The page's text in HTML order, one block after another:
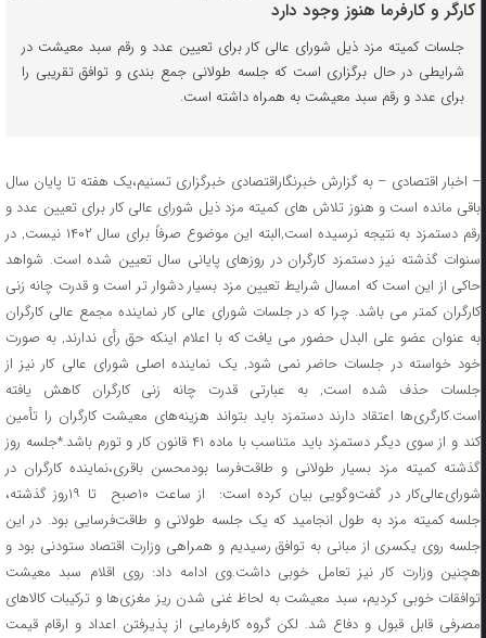
جلسات کمیته مزد ذیل شورای عالی کار برای تعیین عدد و رقم سبد معیشت در
شرایطی در حال برگزاری است که جلسه طولانی جمع بندی و توافق تقریبی را
برای عدد و رقم سبد معیشت به همراه داشته است.
– اخبار اقتصادی – به گزارش خبرنگاراقتصادی خبرگزاری تسنیم،یک هفته تا پایان سال
باقی مانده است و هنوز تلاش های کمیته مزد ذیل شورای عالی کار برای تعیین عدد و
رقم دستمزد به نتیجه نرسیده است,البته این موضوع صرفاً برای سال ۱۴۰۲ نیست, در
سنوات گذشته نیز دستمزد کارگران در روزهای پایانی سال تعیین شده است. شواهد
حاکی از این است که امسال شرایط تعیین مزد بسیار دشوار تر است و قدرت چانه زنی
کارگران کمتر می باشد. چرا که در جلسات شورای عالی کار نماینده مجمع عالی کارگران
به عنوان عضو علی البدل حضور می یافت که با اعلام اینکه حق رأی ندارند, به صورت
خود خواسته در جلسات حاضر نمی شود, یک نماینده اصلی شورای عالی کار نیز از
جلسات حذف شده است, به عبارتی قدرت چانه زنی کارگران کاهش یافته
است.کارگری‌ها اعتقاد دارند دستمزد باید بتواند هزینه‌های معیشت کارگران را تأمین
کند و از سوی دیگر دستمزد باید متناسب با ماده ۴۱ قانون کار و تورم باشد.*جلسه روز
گذشته کمیته مزد بسیار طولانی و طاقت‌فرسا بودمحسن باقری،نماینده کارگران در
شورای‌عالی‌کار در گفت‌وگویی بیان کرده است: ️ از ساعت ۱۰صبح تا ۱۹روز گذشته،
جلسه کمیته مزد به طول انجامید که یک جلسه طولانی و طاقت‌فرسایی بود. در این
جلسه روی یکسری از مبانی به توافق رسیدیم و همراهی وزارت اقتصاد ستودنی بود و
هچنین وزارت کار نیز تعامل خوبی داشت.وی ادامه داد:️ روی اقلام سبد معیشت
توافقات خوبی کردیم، سبد معیشت به لحاظ غنی شدن ریز مغزی‌ها و ترکیبات کالاهای
مصرفی قابل قبول و دفاع شد.️ لکن گروه کارفرمایی از پذیرفتن اعداد و ارقام قیمت